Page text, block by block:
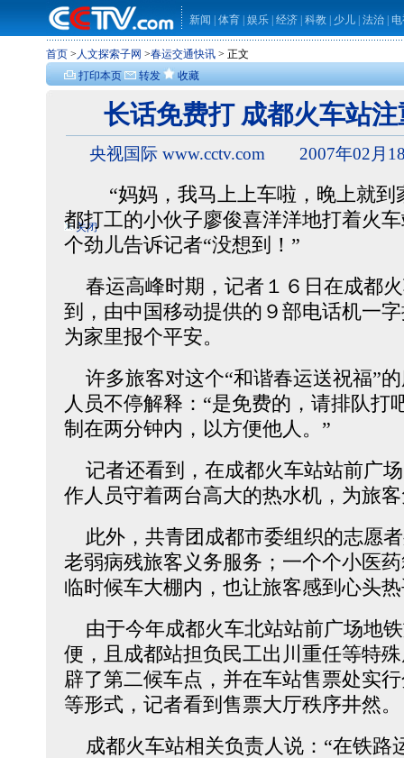
新闻 体育 娱乐 经济 科教 少儿 法治
首页 > 人文探索子网 >春运交通快讯 > 正文
打印本页
转发 收藏
关闭
长话免费打 成都火车站
央视国际 www.cctv.com 2007年02月
“妈妈，我马上上车啦，晚上就到
都打工的小伙子廖俊喜洋洋地打着火
个劲儿告诉记者“没想到！”
春运高峰时期，记者１６日在成都
到，由中国移动提供的９部电话机一
为家里报个平安。
许多旅客对这个“和谐春运送祝福”
人员不停解释：“是免费的，请排队打
制在两分钟内，以方便他人。”
记者还看到，在成都火车站站前广
作人员守着两台高大的热水机，为旅
此外，共青团成都市委组织的志愿
老弱病残旅客义务服务；一个个小医
临时候车大棚内，也让旅客感到心头
由于今年成都火车北站站前广场地
便，且成都站担负民工出川重任等特
辟了第二候车点，并在车站售票处实
等形式，记者看到售票大厅秩序井然。
成都火车站相关负责人说：“在铁路